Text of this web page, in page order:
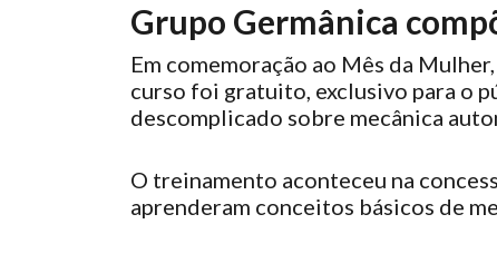
Grupo Germânica
Em comemoração ao Mês da
curso foi gratuito, exclusivo para o
descomplicado sobre mecânica
O treinamento aconteceu na
aprenderam conceitos básicos de